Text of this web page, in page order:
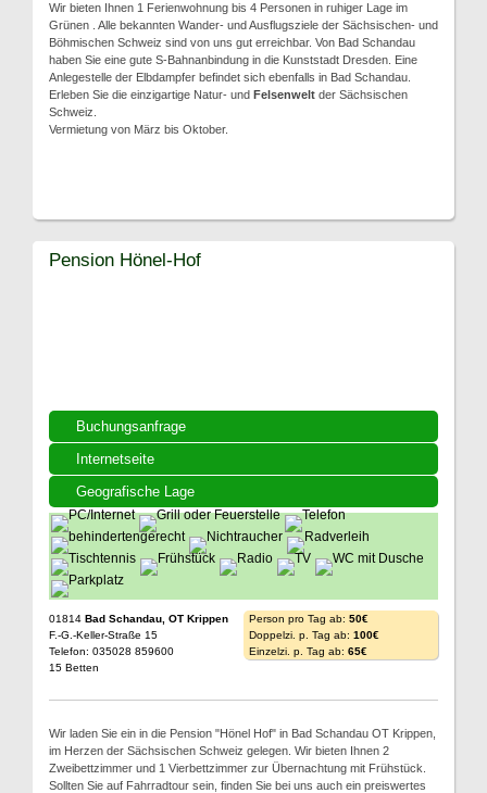
Wir bieten Ihnen 1 Ferienwohnung bis 4 Personen in ruhiger Lage im
Grünen . Alle bekannten Wander- und Ausflugsziele der Sächsischen- und
Böhmischen Schweiz sind von uns gut erreichbar. Von Bad Schandau
haben Sie eine gute S-Bahnanbindung in die Kunststadt Dresden. Eine
Anlegestelle der Elbdampfer befindet sich ebenfalls in Bad Schandau.
Erleben Sie die einzigartige Natur- und Felsenwelt der Sächsischen
Schweiz.
Vermietung von März bis Oktober.
Buchungsanfrage
Internetseite
Geografische Lage
Pension Hönel-Hof
01814 Bad Schandau, OT Krippen
F.-G.-Keller-Straße 15
Telefon: 035028 859600
15 Betten
Person pro Tag ab: 50€
Doppelzi. p. Tag ab: 100€
Einzelzi. p. Tag ab: 65€
Wir laden Sie ein in die Pension "Hönel Hof" in Bad Schandau OT Krippen,
im Herzen der Sächsischen Schweiz gelegen. Wir bieten Ihnen 2
Zweibettzimmer und 1 Vierbettzimmer zur Übernachtung mit Frühstück.
Sollten Sie auf Fahrradtour sein, finden Sie bei uns auch ein preiswertes